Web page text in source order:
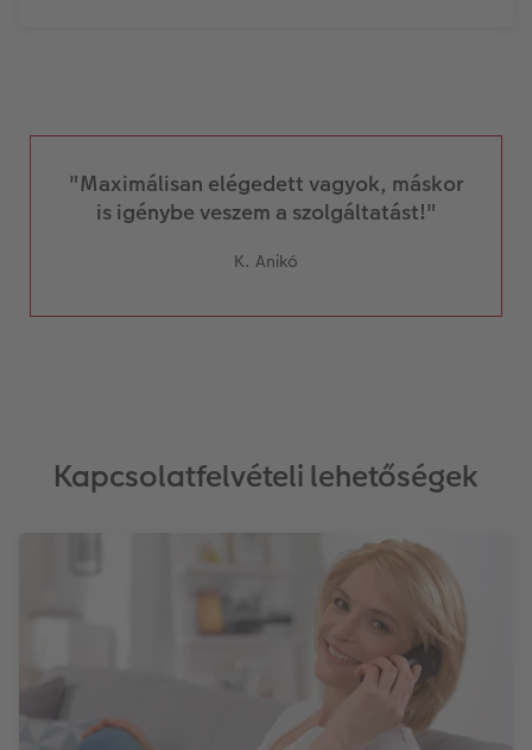
"Maximálisan elégedett vagyok, máskor
is igénybe veszem a szolgáltatást!"
K. Anikó
Kapcsolatfelvételi lehetőségek